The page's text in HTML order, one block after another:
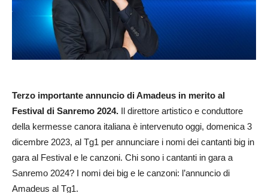
Terzo importante annuncio di Amadeus in merito al
Festival di Sanremo 2024. Il direttore artistico e conduttore
della kermesse canora italiana è intervenuto oggi, domenica 3
dicembre 2023, al Tg1 per annunciare i nomi dei cantanti big in
gara al Festival e le canzoni. Chi sono i cantanti in gara a
Sanremo 2024? I nomi dei big e le canzoni: l’annuncio di
Amadeus al Tg1.